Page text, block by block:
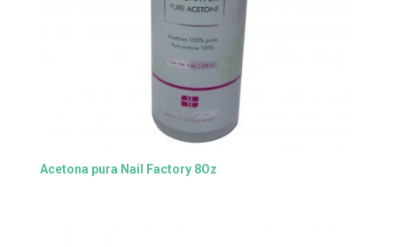
Acetona pura Nail Factory 8Oz